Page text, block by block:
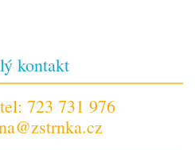
kontakt
723 731 976